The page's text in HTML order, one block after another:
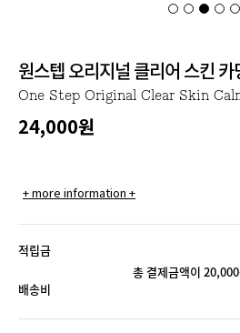
원스텝 오리지널 클리어 스킨
One Step Original Clear Skin
24,000원
+ more information +
적립금
배송비
총 결제금액이